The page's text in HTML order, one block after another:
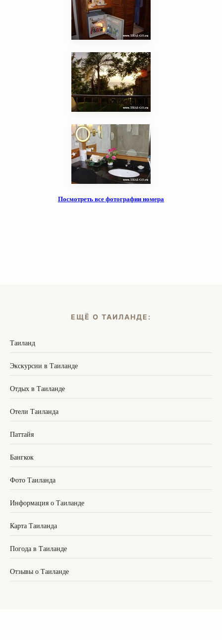
Посмотреть все фотографии номера
ЕЩЁ О ТАИЛАНДЕ:
Таиланд
Экскурсии в Таиланде
Отдых в Таиланде
Отели Таиланда
Паттайя
Бангкок
Фото Таиланда
Информация о Таиланде
Карта Таиланда
Погода в Таиланде
Отзывы о Таиланде